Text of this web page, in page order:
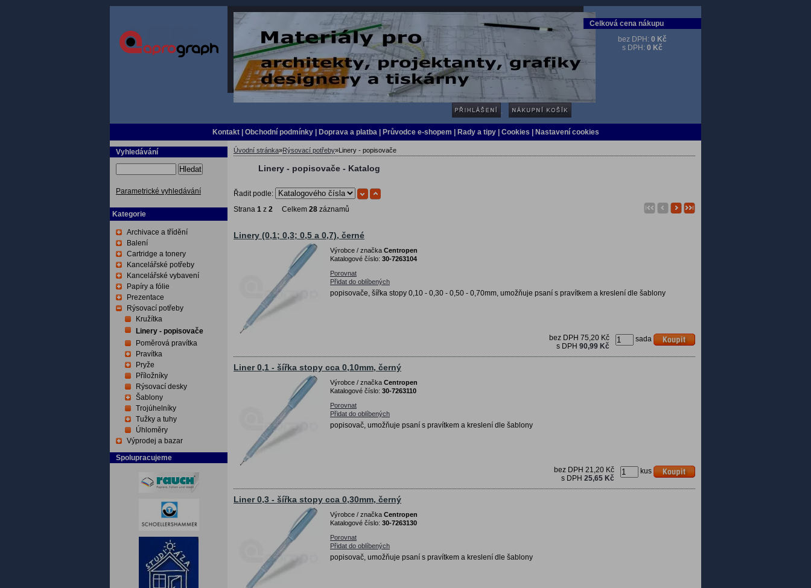
Celková cena nákupu
bez DPH: 0 Kč
s DPH: 0 Kč
Kontakt Obchodní podmínky Doprava a platba Průvodce e-shopem Rady a tipy | Cookies | Nastavení cookies
Vyhledávání
Hledat
Parametrické vyhledávání
Kategorie
Archivace a třídění
Balení
Cartridge a tonery
Kancelářské potřeby
Kancelářské vybavení
Papíry a fólie
Prezentace
Rýsovací potřeby
Kružítka
Linery - popisovače
Poměrová pravítka
Pravítka
Pryže
Příložníky
Rýsovací desky
Šablony
Trojúhelníky
Tužky a tuhy
Úhloměry
Výprodej a bazar
Spolupracujeme
Úvodní stránka»Rýsovací potřeby»Linery - popisovače
Linery - popisovače - Katalog
Řadit podle:
Strana 1 z 2 Celkem 28 záznamů
Linery (0,1; 0,3; 0,5 a 0,7), černé
Výrobce / značka Centropen
Katalogové číslo: 30-7263104
Porovnat
Přidat do oblíbených
popisovače, šířka stopy 0,10 - 0,30 - 0,50 - 0,70mm, umožňuje psaní s pravítkem a kreslení dle šablony
sada
bez DPH 75,20 Kč
s DPH 90,99 Kč
Liner 0,1 - šířka stopy cca 0,10mm, černý
Výrobce / značka Centropen
Katalogové číslo: 30-7263110
Porovnat
Přidat do oblíbených
popisovač, umožňuje psaní s pravítkem a kreslení dle šablony
kus
bez DPH 21,20 Kč
s DPH 25,65 Kč
Liner 0,3 - šířka stopy cca 0,30mm, černý
Výrobce / značka Centropen
Katalogové číslo: 30-7263130
Porovnat
Přidat do oblíbených
popisovač, umožňuje psaní s pravítkem a kreslení dle šablony